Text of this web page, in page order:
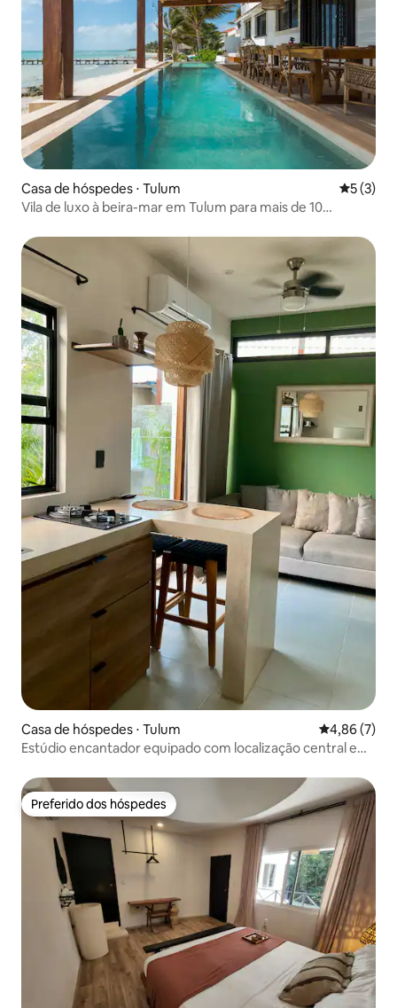
Casa de hóspedes ⋅ Tulum 5 de
5 (3)
Vila de luxo à beira-mar em Tulum para mais de 10
Casa de hóspedes ⋅ Tulum 4,86 de uma
4,86 (7)
Estúdio encantador equipado com localização central em
Preferido dos hóspedes
Preferido dos hóspedes